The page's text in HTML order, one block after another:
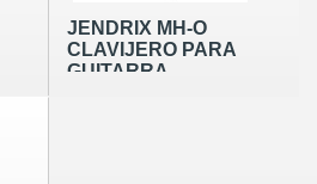
JENDRIX MH-O
CLAVIJERO PARA
GUITARRA